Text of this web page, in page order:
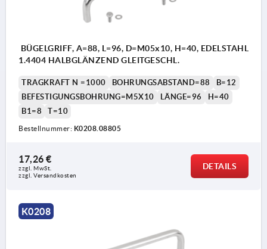
BÜGELGRIFF, A=88, L=96, D=M05x10, H=40, EDELSTAHL
1.4404 HALBGLÄNZEND GLEITGESCHL.
TRAGKRAFT N =1000 BOHRUNGSABSTAND=88
B=12
BEFESTIGUNGSBOHRUNG=M5X10
LÄNGE=96
H=40
B1=8
T=10
Bestellnummer: K0208.08805
17,26 €
zzgl. MwSt.
zzgl. Versandkosten
DETAILS
K0208